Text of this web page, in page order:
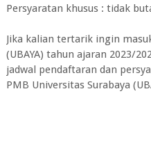
Persyaratan khusus : tidak
Jika kalian tertarik ingin
(UBAYA) tahun ajaran 2023/
jadwal pendaftaran dan
PMB Universitas Surabaya